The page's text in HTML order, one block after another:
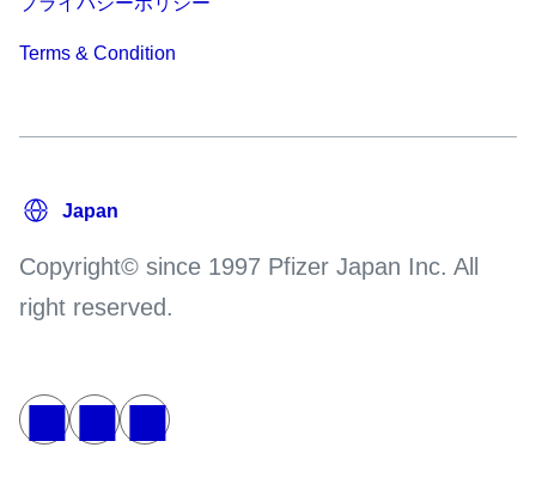
Terms & Condition
Copyright© since 1997 Pfizer Japan Inc. All
right reserved.